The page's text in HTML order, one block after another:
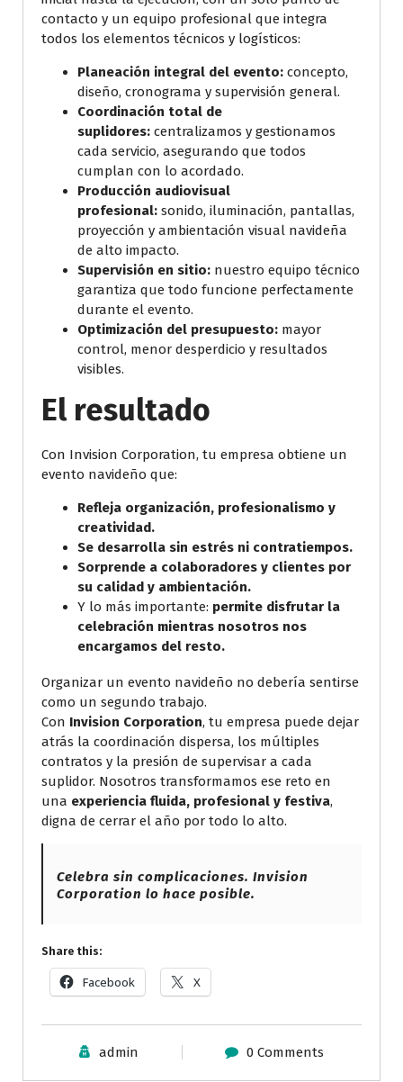
contacto y un equipo profesional que integra
todos los elementos técnicos y logísticos:
Planeación integral del evento: concepto,
diseño, cronograma y supervisión general.
Coordinación total de
suplidores: centralizamos y gestionamos
cada servicio, asegurando que todos
cumplan con lo acordado.
Producción audiovisual
profesional: sonido, iluminación, pantallas,
proyección y ambientación visual navideña
de alto impacto.
Supervisión en sitio: nuestro equipo técnico
garantiza que todo funcione perfectamente
durante el evento.
Optimización del presupuesto: mayor
control, menor desperdicio y resultados
visibles.
El resultado
Con Invision Corporation, tu empresa obtiene un
evento navideño que:
Refleja organización, profesionalismo y
creatividad.
Se desarrolla sin estrés ni contratiempos.
Sorprende a colaboradores y clientes por
su calidad y ambientación.
Y lo más importante: permite disfrutar la
celebración mientras nosotros nos
encargamos del resto.
Organizar un evento navideño no debería sentirse
como un segundo trabajo.
Con Invision Corporation, tu empresa puede dejar
atrás la coordinación dispersa, los múltiples
contratos y la presión de supervisar a cada
suplidor. Nosotros transformamos ese reto en
una experiencia fluida, profesional y festiva,
digna de cerrar el año por todo lo alto.
Celebra sin complicaciones. Invision
Corporation lo hace posible.
Share this:
Facebook X
admin 0 Comments